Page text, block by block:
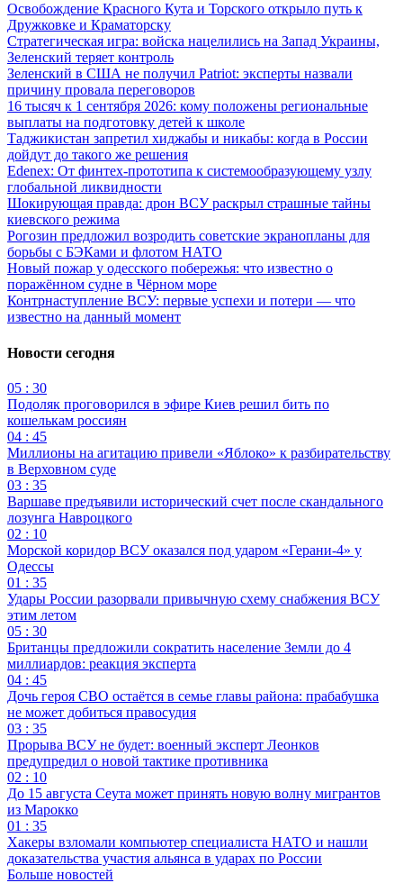
Освобождение Красного Кута и Торского открыло путь к
Дружковке и Краматорску
Стратегическая игра: войска нацелились на Запад Украины,
Зеленский теряет контроль
Зеленский в США не получил Patriot: эксперты назвали
причину провала переговоров
16 тысяч к 1 сентября 2026: кому положены региональные
выплаты на подготовку детей к школе
Таджикистан запретил хиджабы и никабы: когда в России
дойдут до такого же решения
Edenex: От финтех-прототипа к системообразующему узлу
глобальной ликвидности
Шокирующая правда: дрон ВСУ раскрыл страшные тайны
киевского режима
Рогозин предложил возродить советские экранопланы для
борьбы с БЭКами и флотом НАТО
Новый пожар у одесского побережья: что известно о
поражённом судне в Чёрном море
Контрнаступление ВСУ: первые успехи и потери — что
известно на данный момент
Новости сегодня
05 : 30
Подоляк проговорился в эфире Киев решил бить по
кошелькам россиян
04 : 45
Миллионы на агитацию привели «Яблоко» к разбирательству
в Верховном суде
03 : 35
Варшаве предъявили исторический счет после скандального
лозунга Навроцкого
02 : 10
Морской коридор ВСУ оказался под ударом «Герани-4» у
Одессы
01 : 35
Удары России разорвали привычную схему снабжения ВСУ
этим летом
05 : 30
Британцы предложили сократить население Земли до 4
миллиардов: реакция эксперта
04 : 45
Дочь героя СВО остаётся в семье главы района: прабабушка
не может добиться правосудия
03 : 35
Прорыва ВСУ не будет: военный эксперт Леонков
предупредил о новой тактике противника
02 : 10
До 15 августа Сеута может принять новую волну мигрантов
из Марокко
01 : 35
Хакеры взломали компьютер специалиста НАТО и нашли
доказательства участия альянса в ударах по России
Больше новостей